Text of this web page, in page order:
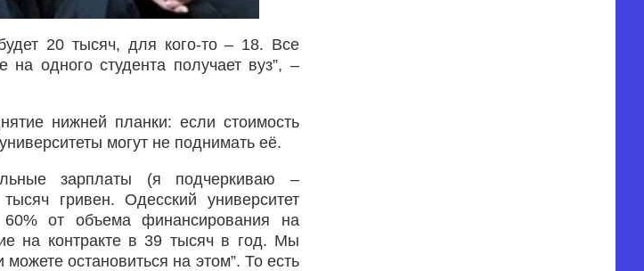
20 тысяч, для кого-то – 18. Все
на одного студента получает вуз”, –
нижней планки: если стоимость
могут не поднимать её.
зарплаты (я подчеркиваю –
гривен. Одесский университет
от объема финансирования на
на контракте в 39 тысяч в год. Мы
остановиться на этом”. То есть